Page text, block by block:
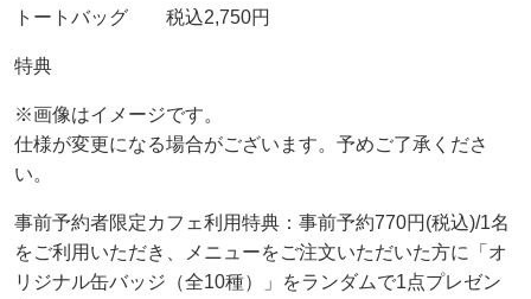
トートバッグ 税込2,750円
特典
※画像はイメージです。
仕様が変更になる場合がございます。予めご了承くださ
い。
事前予約者限定カフェ利用特典：事前予約770円(税込)/1名
をご利用いただき、メニューをご注文いただいた方に「オ
リジナル缶バッジ（全10種）」をランダムで1点プレゼン